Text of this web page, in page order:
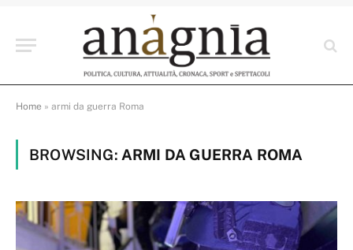
Home » armi da guerra Roma
BROWSING: ARMI DA GUERRA ROMA